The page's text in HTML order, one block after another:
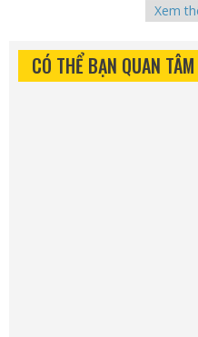
Xem
CÓ THỂ BẠN QUAN TÂM